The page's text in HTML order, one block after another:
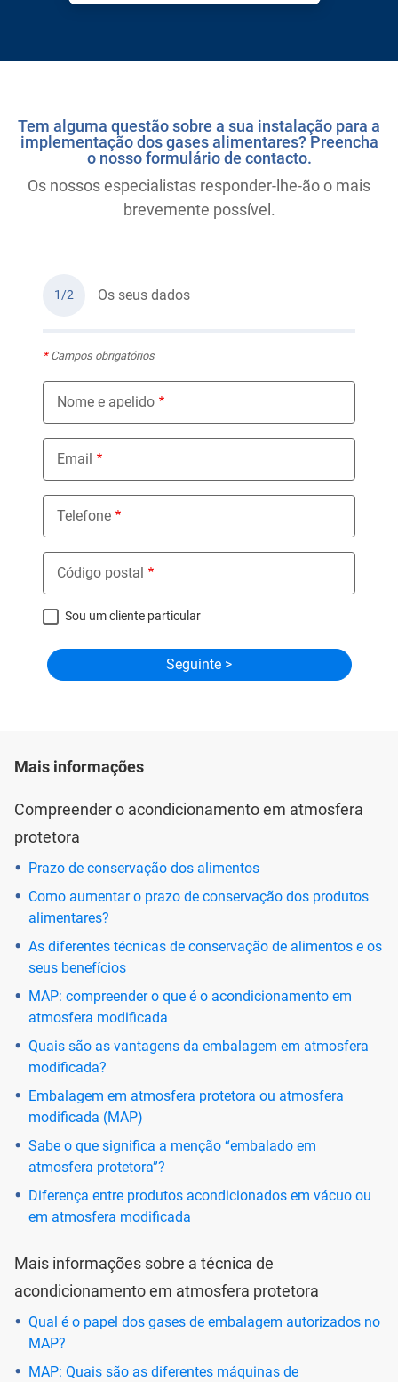
Tem alguma questão sobre a sua instalação para a
implementação dos gases alimentares? Preencha
o nosso formulário de contacto.
Os nossos especialistas responder-lhe-ão o mais
brevemente possível.
1/2 Os seus dados
*Campos obrigatórios
Nome e apelido
Email
Telefone
Código postal
Sou um cliente particular
Mais informações
Compreender o acondicionamento em atmosfera
protetora
Prazo de conservação dos alimentos
Como aumentar o prazo de conservação dos produtos
alimentares?
As diferentes técnicas de conservação de alimentos e os
seus benefícios
MAP: compreender o que é o acondicionamento em
atmosfera modificada
Quais são as vantagens da embalagem em atmosfera
modificada?
Embalagem em atmosfera protetora ou atmosfera
modificada (MAP)
Sabe o que significa a menção “embalado em
atmosfera protetora”?
Diferença entre produtos acondicionados em vácuo ou
em atmosfera modificada
Mais informações sobre a técnica de
acondicionamento em atmosfera protetora
Qual é o papel dos gases de embalagem autorizados no
MAP?
MAP: Quais são as diferentes máquinas de